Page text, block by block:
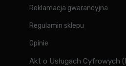
Reklamacja gwarancyjna
Regulamin sklepu
Opinie
Akt o Usługach Cyfrowych